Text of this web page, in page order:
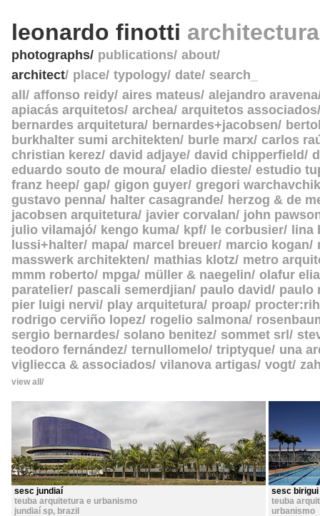
leonardo finotti
photographs publications about
architect place typology date search_
all
affonso reidy aires mateus alejandro aravena
apiacás arquitetos archea arquitetos associados
bernardes arquitetura
bernardes+jacobsen
burkhalter sumi architekten
burle marx carlos
christian kerez david adjaye david chipperfield
eduardo souto de moura eladio dieste estudio
franz heep gap gigon guyer gregori warchavchik
gustavo penna
halter casagrande
herzog & de
jacobsen arquitetura javier corvalan
john
julio vilamajó
kengo kuma kpf le corbusier
lina
lussi+halter mapa marcel breuer marcio kogan
masswerk architekten
mathias klotz metro
mmm roberto mpga müller & naegelin olafur
paratelier pascali semerdjian paulo david
paulo
pier luigi nervi
play arquitetura proap
rodrigo cerviño lopez rogelio salmona
sergio bernardes
solano benitez sommet srl
teodoro fernández ternullomelo triptyque una
vigliecca & associados vilanova artigas vogt
view all
sesc jundiaí
teuba arquitetura e urbanismo
jundiaí sp, brazil
sesc birigui
teuba
urbanismo